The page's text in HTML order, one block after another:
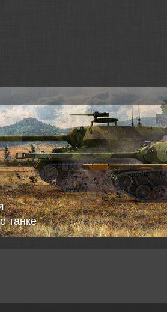
информация о танке